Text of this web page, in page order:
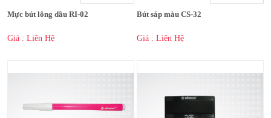
Mực bút lông dầu RI-02
Giá : Liên Hệ
Bút sáp màu CS-32
Giá : Liên Hệ